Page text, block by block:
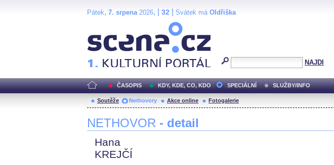
Pátek, 7. srpena2026, | 32 Svátek má Oldřiška
NAJDI
ČASOPIS KDY, KDE, CO, KDO SPECIÁLNÍ SLUŽBY/INFO
Soutěže Nethovory Akce online Fotogalerie
NETHOVOR - detail
Hana
KREJČÍ